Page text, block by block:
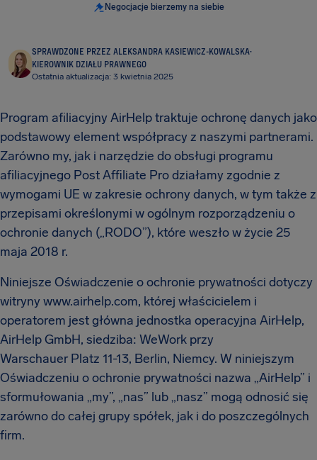
Negocjacje bierzemy na siebie
SPRAWDZONE PRZEZ ALEKSANDRA KASIEWICZ-KOWALSKA·
KIEROWNIK DZIAŁU PRAWNEGO
Ostatnia aktualizacja: 3 kwietnia 2025
Program afiliacyjny AirHelp traktuje ochronę danych jako
podstawowy element współpracy z naszymi partnerami.
Zarówno my, jak i narzędzie do obsługi programu
afiliacyjnego Post Affiliate Pro działamy zgodnie z
wymogami UE w zakresie ochrony danych, w tym także z
przepisami określonymi w ogólnym rozporządzeniu o
ochronie danych („RODO”), które weszło w życie 25
maja 2018 r.
Niniejsze Oświadczenie o ochronie prywatności dotyczy
witryny www.airhelp.com, której właścicielem i
operatorem jest główna jednostka operacyjna AirHelp,
AirHelp GmbH, siedziba: WeWork przy
Warschauer Platz 11-13, Berlin, Niemcy. W niniejszym
Oświadczeniu o ochronie prywatności nazwa „AirHelp” i
sformułowania „my”, „nas” lub „nasz” mogą odnosić się
zarówno do całej grupy spółek, jak i do poszczególnych
firm.